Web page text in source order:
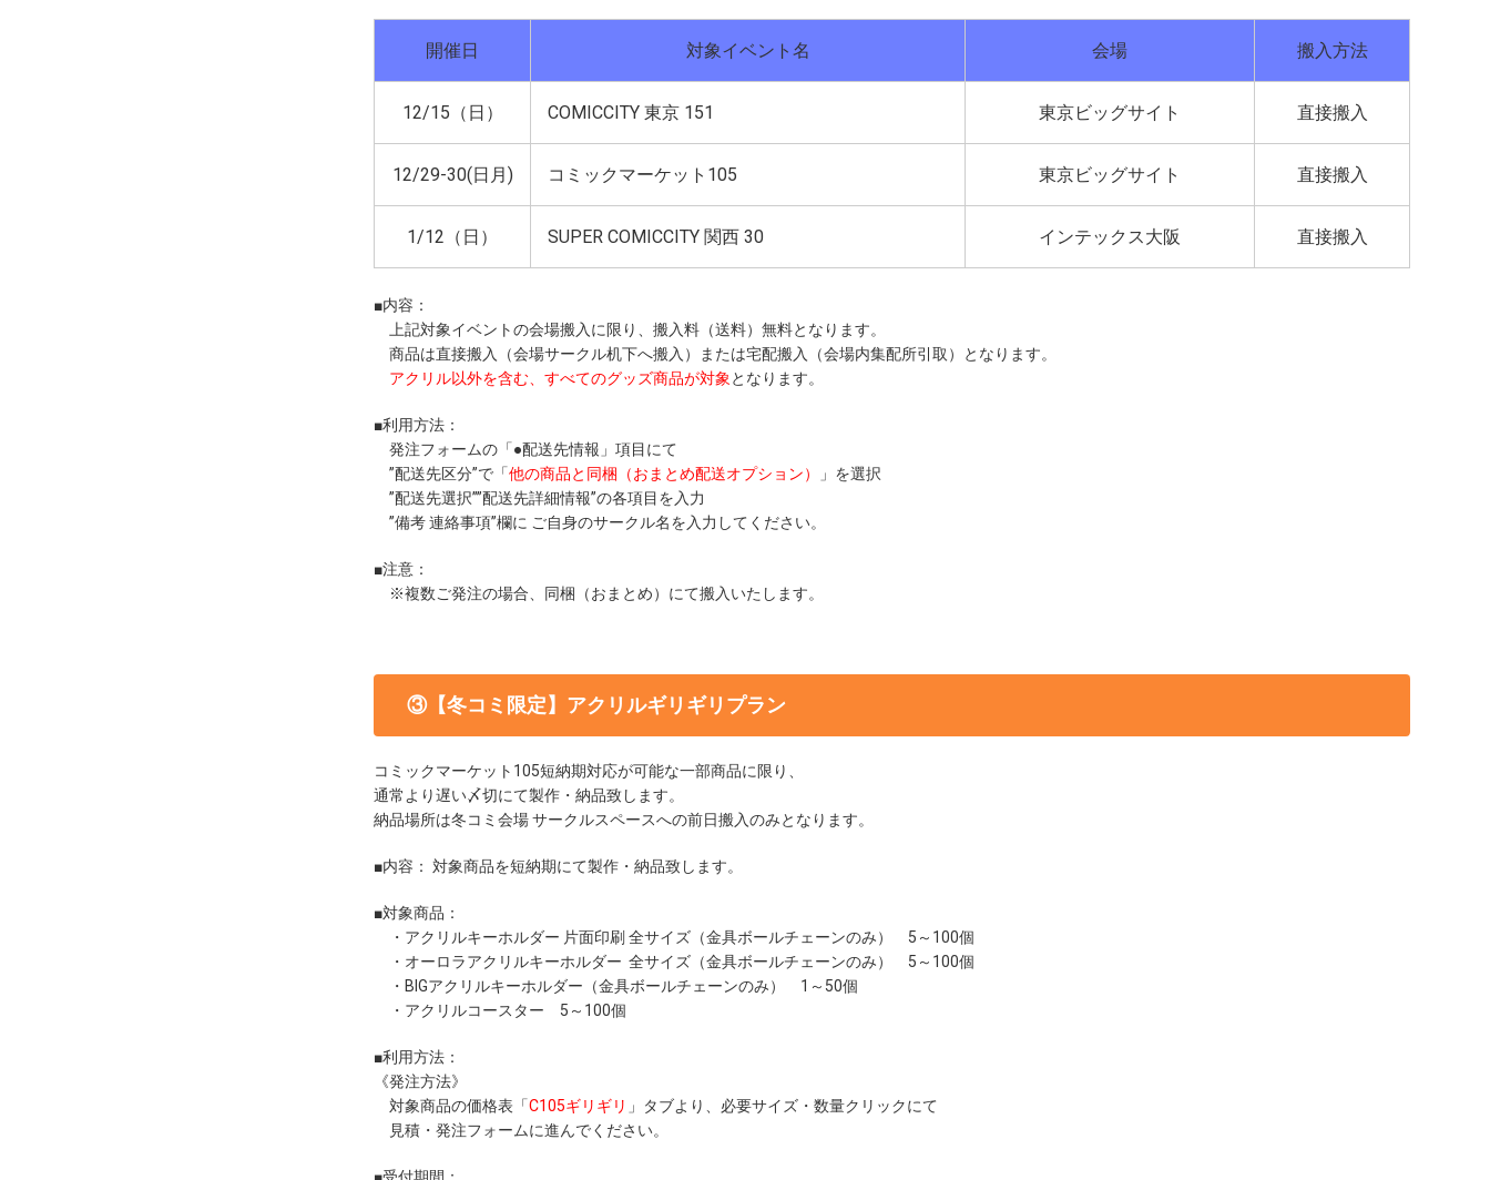
開催日 対象イベント名 会場 搬入方法
12/15（日） COMICCITY 東京 151 東京ビッグサイト 直接搬入
12/29-30(日月) コミックマーケット105 東京ビッグサイト 直接搬入
1/12（日） SUPER COMICCITY 関西 30 インテックス大阪 直接搬入
■内容：
上記対象イベントの会場搬入に限り、搬入料（送料）無料となります。
商品は直接搬入（会場サークル机下へ搬入）または宅配搬入（会場内集配所引取）となります。
アクリル以外を含む、すべてのグッズ商品が対象 となります。
■利用方法：
発注フォームの「●配送先情報」項目にて
”配送先区分”で「他の商品と同梱（おまとめ配送オプション）
」を選択
”配送先選択””配送先詳細情報”の各項目を入力
”備考 連絡事項”欄に ご自身のサークル名を入力してください。
■注意：
※複数ご発注の場合、同梱（おまとめ）にて搬入いたします。
③【冬コミ限定】アクリルギリギリプラン
コミックマーケット105短納期対応が可能な一部商品に限り、
通常より遅い〆切にて製作・納品致します。
納品場所は冬コミ会場 サークルスペースへの前日搬入のみとなります。
■内容： 対象商品を短納期にて製作・納品致します。
■対象商品：
・ アクリルキーホルダー 片面印刷 全サイズ（金具ボールチェーンのみ） 5～100個
・ オーロラアクリルキーホルダー 全サイズ（金具ボールチェーンのみ） 5～100個
・ BIGアクリルキーホルダー （金具ボールチェーンのみ） 1～50個
・ アクリルコースター 5～100個
■利用方法：
《発注方法》
対象商品の価格表「C105ギリギリ 」タブより、必要サイズ・数量クリックにて
見積・発注フォームに進んでください。